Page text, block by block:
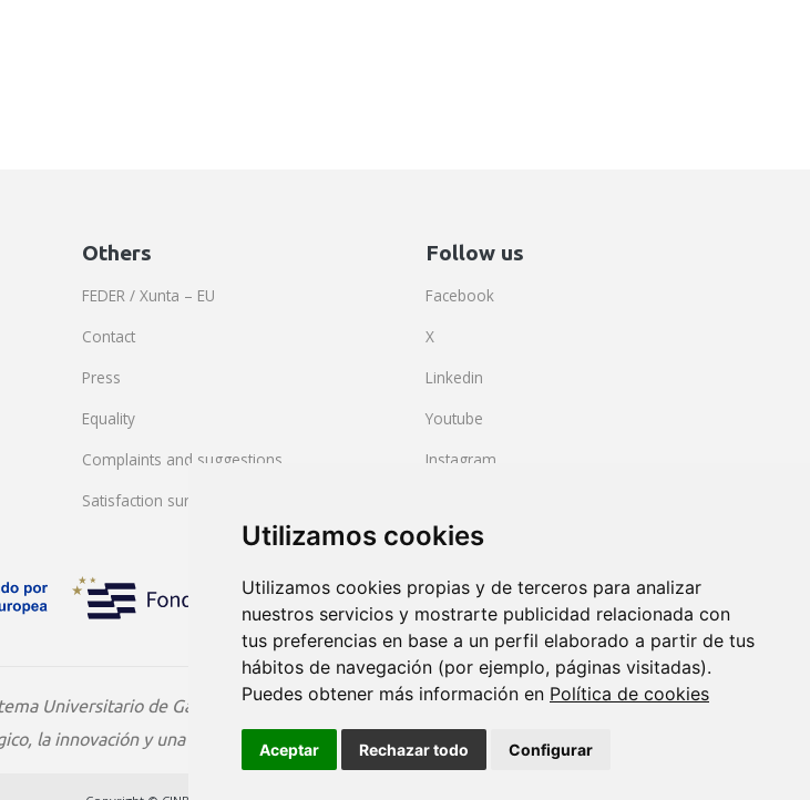
Utilizamos cookies
Utilizamos cookies propias y de terceros para analizar
nuestros servicios y mostrarte publicidad relacionada con
tus preferencias en base a un perfil elaborado a partir de tus
hábitos de navegación (por ejemplo, páginas visitadas).
Puedes obtener más información en Política de cookies
Aceptar Rechazar todo Configurar
Others
FEDER / Xunta – EU
Contact
Press
Equality
Complaints and suggestions
Satisfaction survey
Follow us
Facebook
X
Linkedin
Youtube
Instagram
Universitario de Galicia (ED431G/2023/06)
la innovación y una investigación de calidad.